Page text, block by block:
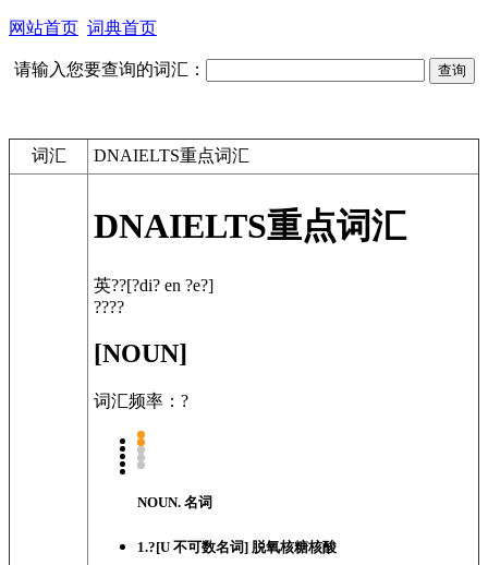
网站首页 词典首页
请输入您要查询的词汇：
词汇 DNAIELTS重点词汇
DNAIELTS重点词汇
英??[?di? en ?e?]
????
[NOUN]
词汇频率：?
NOUN. 名词
1.?[U 不可数名词] 脱氧核糖核酸